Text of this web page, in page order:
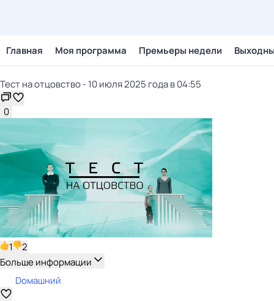
Главная Моя программа Премьеры недели
Тест на отцовство - 10 июля 2025 года в 04:55
0
1
2
Больше информации
Dомашний